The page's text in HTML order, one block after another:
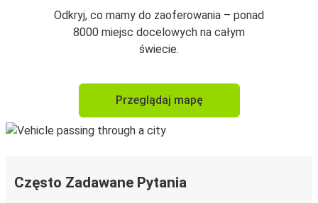
Odkryj, co mamy do zaoferowania – ponad
8000 miejsc docelowych na całym
świecie.
Przeglądaj mapę
Często Zadawane Pytania